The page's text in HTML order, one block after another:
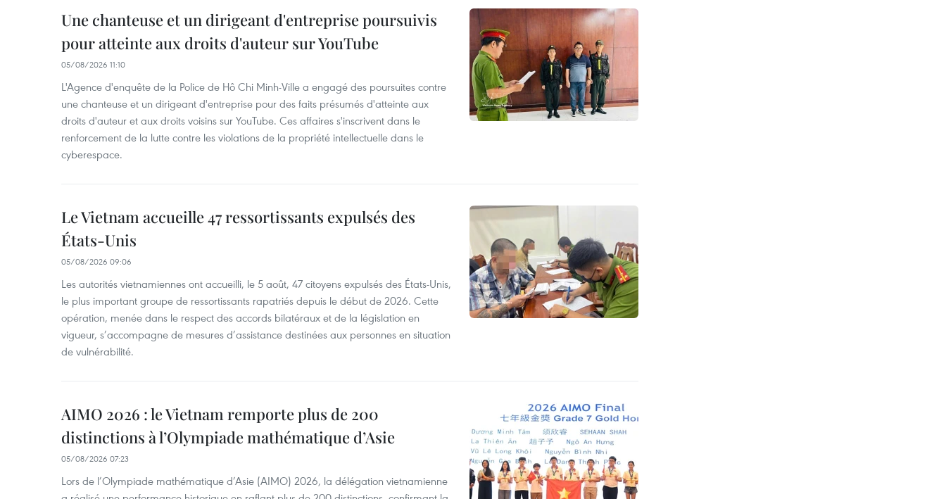
Une chanteuse et un dirigeant d'entreprise poursuivis
pour atteinte aux droits d'auteur sur YouTube
05/08/2026 11:10
L'Agence d'enquête de la Police de Hô Chi Minh-Ville a engagé des poursuites contre
une chanteuse et un dirigeant d'entreprise pour des faits présumés d'atteinte aux
droits d'auteur et aux droits voisins sur YouTube. Ces affaires s'inscrivent dans le
renforcement de la lutte contre les violations de la propriété intellectuelle dans le
cyberespace.
Le Vietnam accueille 47 ressortissants expulsés des
États-Unis
05/08/2026 09:06
Les autorités vietnamiennes ont accueilli, le 5 août, 47 citoyens expulsés des États-Unis,
le plus important groupe de ressortissants rapatriés depuis le début de 2026. Cette
opération, menée dans le respect des accords bilatéraux et de la législation en
vigueur, s’accompagne de mesures d’assistance destinées aux personnes en situation
de vulnérabilité.
AIMO 2026 : le Vietnam remporte plus de 200
distinctions à l’Olympiade mathématique d’Asie
05/08/2026 07:23
Lors de l’Olympiade mathématique d’Asie (AIMO) 2026, la délégation vietnamienne